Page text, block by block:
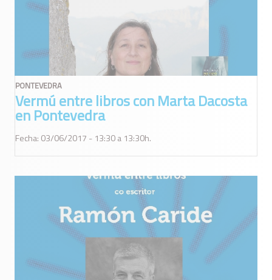
PONTEVEDRA
Vermú entre libros con Marta Dacosta
en Pontevedra
Fecha: 03/06/2017 - 13:30 a 13:30h.